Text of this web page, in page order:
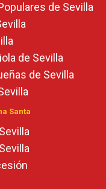
de Sevilla
de Sevilla
de Sevilla
Santa